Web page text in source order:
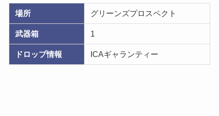
場所 グリーンズプロスペクト
武器箱 1
ドロップ情報 ICAギャランティー